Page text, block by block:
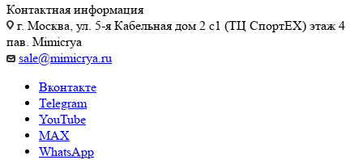
Контактная информация
г. Москва, ул. 5-я Кабельная дом 2 с1 (ТЦ СпортEX) этаж 4
пав. Mimicrya
sale@mimicrya.ru
Вконтакте
Telegram
YouTube
MAX
WhatsApp